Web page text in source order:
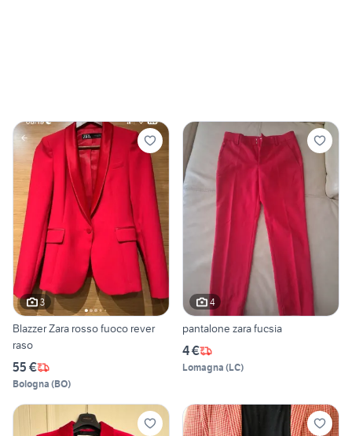
3
Blazzer Zara rosso fuoco rever
raso
55 €
Bologna (BO)
4
pantalone zara fucsia
4 €
Lomagna (LC)